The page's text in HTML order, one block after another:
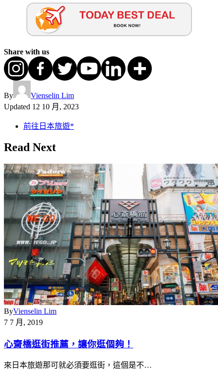
Share with us
By
Vienselin Lim
Updated 12 10 月, 2023
前往日本旅遊*
Read Next
ByVienselin Lim
7 7 月, 2019
心齋橋逛街推薦，讓你逛個夠！
來日本旅遊那可就必須要逛街，這個是不…